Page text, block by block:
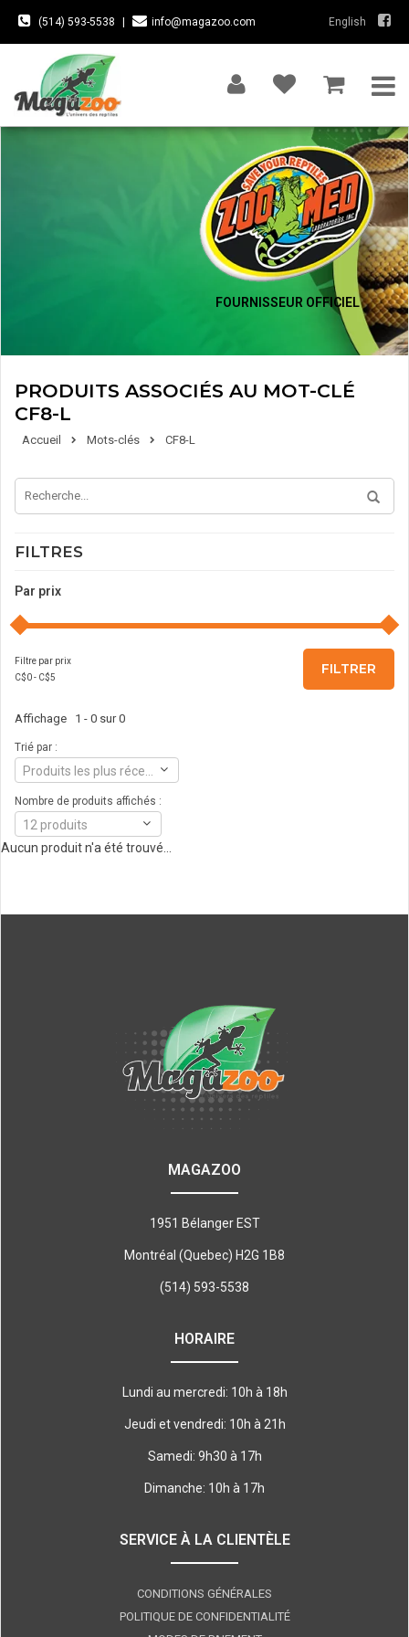
(514) 593-5538 info@magazoo.com English
FOURNISSEUR OFFICIEL
PRODUITS ASSOCIÉS AU MOT-CLÉ
CF8-L
Accueil Mots-clés CF8-L
FILTRES
Par prix
Filtre par prix
C$0- C$5
FILTRER
Affichage 1 - 0 sur 0
Trié par :
Nombre de produits affichés :
12 produits
Aucun produit n'a été trouvé...
MAGAZOO
1951 Bélanger EST
Montréal (Quebec) H2G 1B8
(514) 593-5538
HORAIRE
Lundi au mercredi: 10h à 18h
Jeudi et vendredi: 10h à 21h
Samedi: 9h30 à 17h
Dimanche: 10h à 17h
SERVICE À LA CLIENTÈLE
CONDITIONS GÉNÉRALES
POLITIQUE DE CONFIDENTIALITÉ